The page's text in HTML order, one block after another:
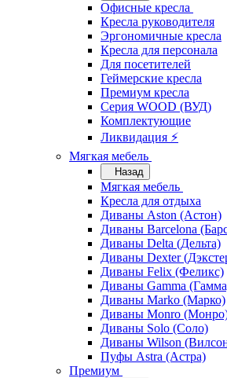
Офисные кресла
Кресла руководителя
Эргономичные кресла
Кресла для персонала
Для посетителей
Геймерские кресла
Премиум кресла
Серия WOOD (ВУД)
Комплектующие
Ликвидация ⚡
Мягкая мебель
Назад
Мягкая мебель
Кресла для отдыха
Диваны Aston (Астон)
Диваны Barcelona
Диваны Delta (Дельта)
Диваны Dexter
Диваны Felix (Феликс)
Диваны Gamma
Диваны Marko (Марко)
Диваны Monro
Диваны Solo (Соло)
Диваны Wilson
Пуфы Astra (Астра)
Премиум